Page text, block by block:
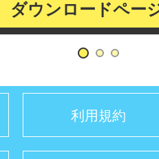
ダウンロードペー
利用規約